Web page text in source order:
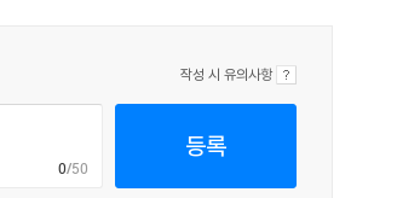
작성 시 유의사항
0/50
등록